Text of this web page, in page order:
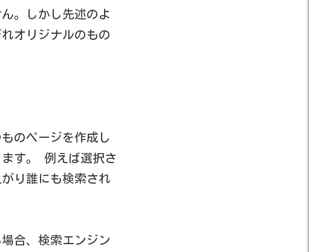
。しかし先述のよ
オリジナルのもの
のページを作成し
す。
例えば選択さ
り誰にも検索され
合、検索エンジン